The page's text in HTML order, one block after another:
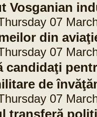
Vosganian
07
din
07
candidaţi
de
07
transferă